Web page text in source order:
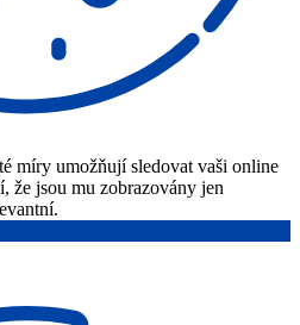
míry umožňují sledovat vaši online
že jsou mu zobrazovány jen